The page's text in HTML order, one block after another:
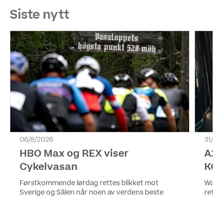
Siste nytt
06/8/2026
HBO Max og REX viser
Cykelvasan
Førstkommende lørdag rettes blikket mot
Sverige og Sälen når noen av verdens beste
31/